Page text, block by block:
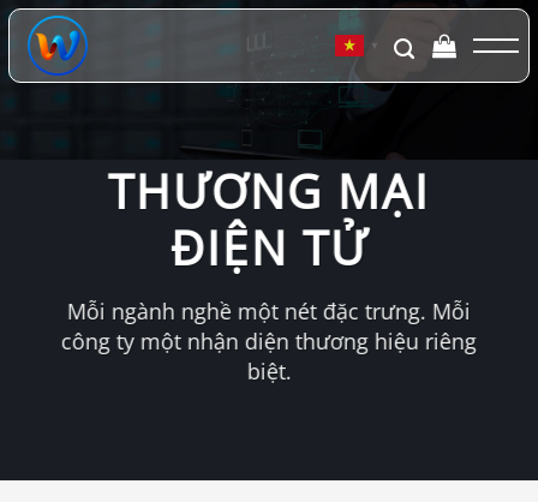
Chuyển
đến
dung
▼
THƯƠNG MẠI
ĐIỆN TỬ
Mỗi ngành nghề một nét đặc trưng. Mỗi
công ty một nhận diện thương hiệu riêng
biệt.